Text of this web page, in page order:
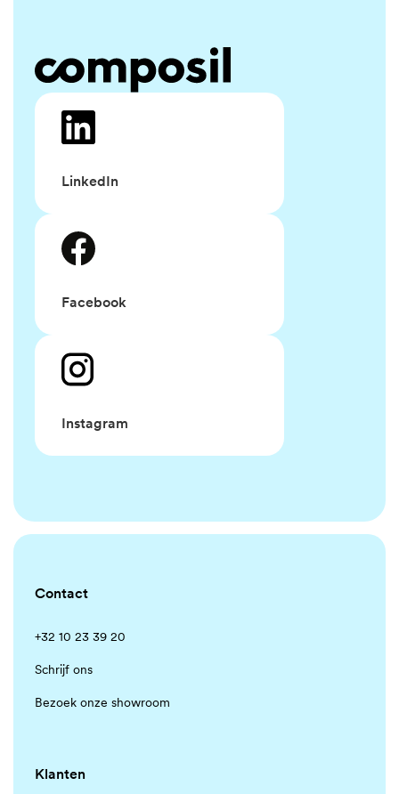
LinkedIn
Facebook
Instagram
Contact
+32 10 23 39 20
Schrijf ons
Bezoek onze showroom
Klanten